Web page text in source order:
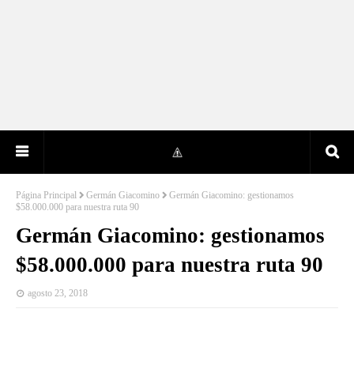
Página Principal Germán Giacomino
Germán Giacomino: gestionamos
$58.000.000 para nuestra ruta 90
Germán Giacomino: gestionamos
$58.000.000 para nuestra ruta 90
agosto 23, 2018